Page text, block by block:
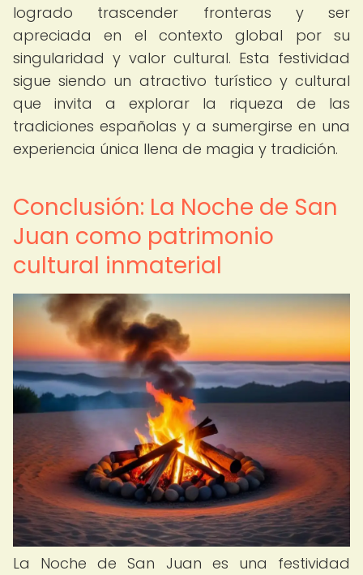
logrado trascender fronteras y ser
apreciada en el contexto global por su
singularidad y valor cultural. Esta festividad
sigue siendo un atractivo turístico y cultural
que invita a explorar la riqueza de las
tradiciones españolas y a sumergirse en una
experiencia única llena de magia y tradición.
Conclusión: La Noche de San
Juan como patrimonio
cultural inmaterial
La Noche de San Juan es una festividad